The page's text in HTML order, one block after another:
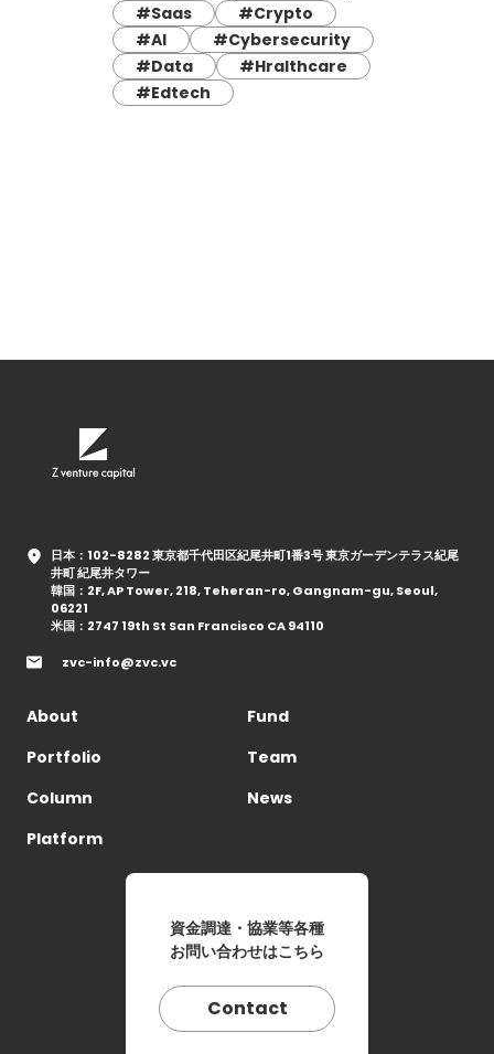
#Saas
#Crypto
#AI
#Cybersecurity
#Data
#Hralthcare
#Edtech
日本：102-8282 東京都千代田区紀尾井町1番3号 東京ガーデンテラス紀尾
井町 紀尾井タワー
韓国：2F, AP Tower, 218, Teheran-ro, Gangnam-gu, Seoul,
06221
米国：2747 19th St San Francisco CA 94110
zvc-info@zvc.vc
About
Fund
Portfolio
Team
Column
News
Platform
資金調達・協業等各種
お問い合わせはこちら
Contact